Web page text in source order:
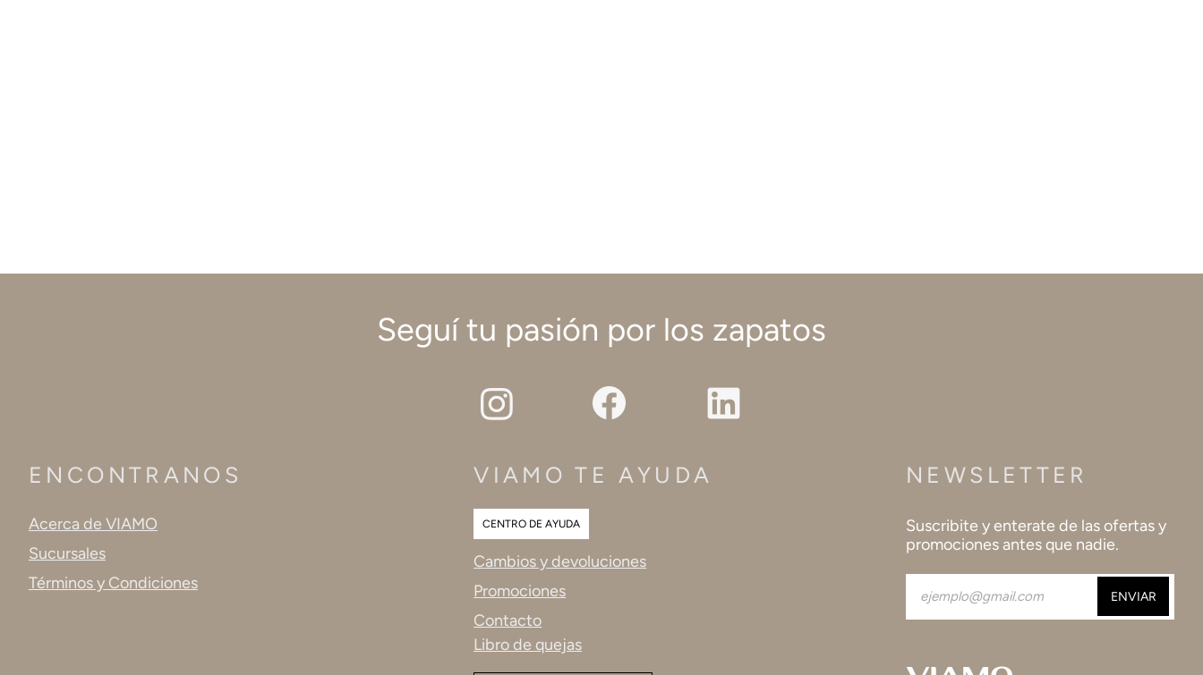
Seguí tu pasión por los zapatos
ENCONTRANOS
Acerca de VIAMO
Sucursales
Términos y Condiciones
VIAMO TE AYUDA
CENTRO DE AYUDA
Cambios y devoluciones
Promociones
Contacto
Libro de quejas
NEWSLETTER
Suscribite y enterate de las ofertas y
promociones antes que nadie.